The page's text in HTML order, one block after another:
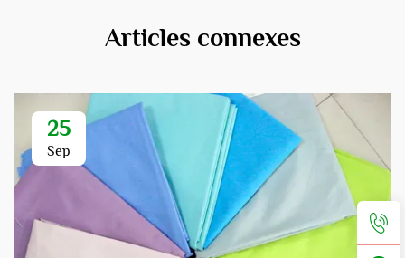
Articles connexes
25
Sep